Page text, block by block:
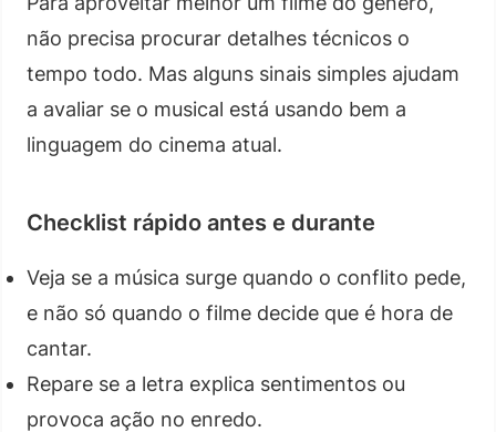
não precisa procurar detalhes técnicos o
tempo todo. Mas alguns sinais simples ajudam
a avaliar se o musical está usando bem a
linguagem do cinema atual.
Checklist rápido antes e durante
Veja se a música surge quando o conflito pede,
e não só quando o filme decide que é hora de
cantar.
Repare se a letra explica sentimentos ou
provoca ação no enredo.